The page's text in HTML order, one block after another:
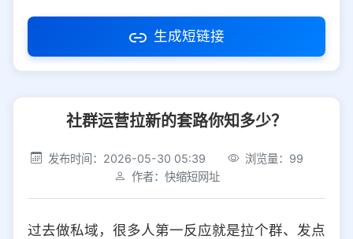
访问密码
社交平台 电商平台
选择防红平台类型，避免链接被拦截
生成短链接
社群运营拉新的套路你知多少？
发布时间：2026-05-30 05:39
浏览量：99
作者：快缩短网址
过去做私域，很多人第一反应就是拉个群、发点